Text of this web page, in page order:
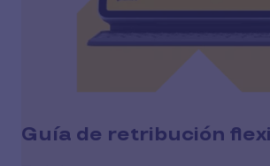
Guía de retribución